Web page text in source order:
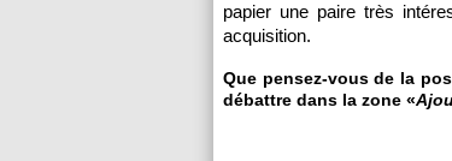
papier une paire très
acquisition.
Que pensez-vous de la
débattre dans la zone «